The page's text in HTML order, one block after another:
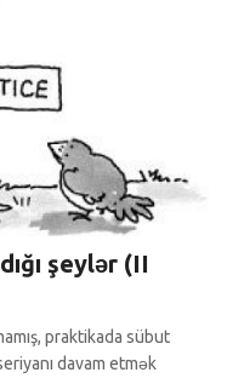
şeylər (II
praktikada sübut
davam etmək